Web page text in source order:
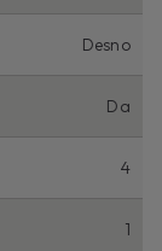
Desno
Da
4
1